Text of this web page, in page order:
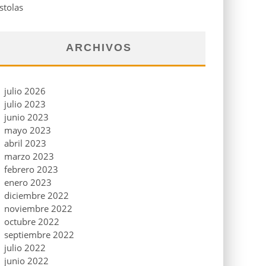
ARCHIVOS
julio 2026
julio 2023
junio 2023
mayo 2023
abril 2023
marzo 2023
febrero 2023
enero 2023
diciembre 2022
noviembre 2022
octubre 2022
septiembre 2022
julio 2022
junio 2022